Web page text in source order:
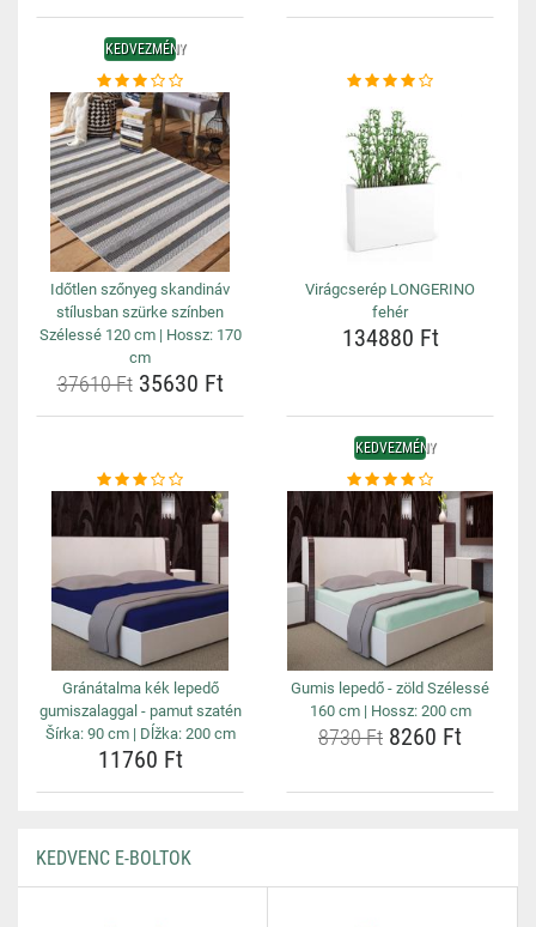
KEDVEZMÉNY
Időtlen szőnyeg skandináv
stílusban szürke színben
Szélessé 120 cm | Hossz: 170
cm
37610 Ft35630 Ft
Virágcserép LONGERINO
fehér
134880 Ft
Gránátalma kék lepedő
gumiszalaggal - pamut szatén
Šírka: 90 cm | Dĺžka: 200 cm
11760 Ft
KEDVEZMÉNY
Gumis lepedő - zöld Szélessé
160 cm | Hossz: 200 cm
8730 Ft 8260 Ft
KEDVENC E-BOLTOK